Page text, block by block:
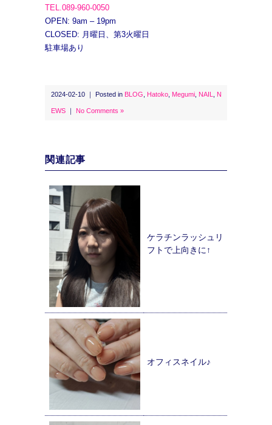
TEL.089-960-0050
OPEN: 9am – 19pm
CLOSED: 月曜日、第3火曜日
駐車場あり
2024-02-10 ｜ Posted in BLOG Hatoko Megumi NAIL N
EWS ｜ No Comments »
関連記事
ケラチンラッシュリ
フトで上向きに↑
オフィスネイル♪